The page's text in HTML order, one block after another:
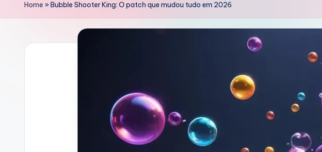
Home »Bubble Shooter King: O patch que mudou tudo em 2026